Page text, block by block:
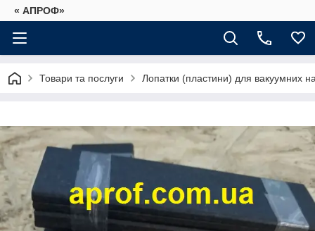
« АПРОФ»
Товари та послуги Лопатки (пластини) для вакуумних